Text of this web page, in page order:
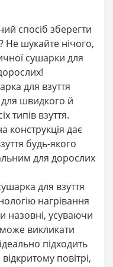
спосіб зберегти
Не шукайте нічого,
сушарки для
для взуття
швидкого й
типів взуття.
конструкція дає
будь-якого
для дорослих
для взуття
нагрівання
назовні, усуваючи
викликати
підходить
повітрі,